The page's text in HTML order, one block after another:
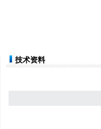
技术资料